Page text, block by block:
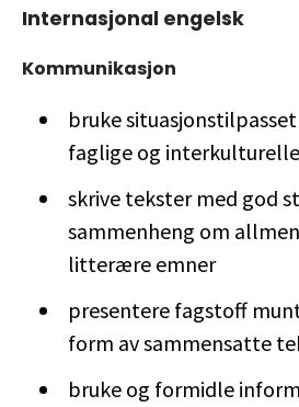
Internasjonal engelsk
Kommunikasjon
bruke
faglige og
skrive tekster med god
sammenheng om
litterære emner
presentere fagstoff
form av sammensatte
bruke og formidle